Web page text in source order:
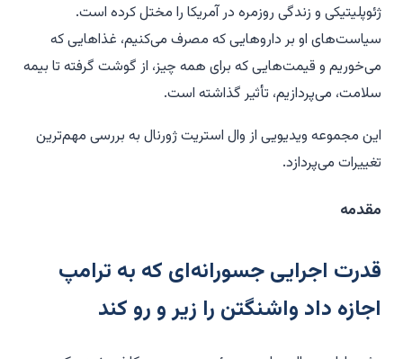
ژئوپلیتیکی و زندگی روزمره در آمریکا را مختل کرده است.
سیاست‌های او بر داروهایی که مصرف می‌کنیم، غذاهایی که
می‌خوریم و قیمت‌هایی که برای همه چیز، از گوشت گرفته تا بیمه
سلامت، می‌پردازیم، تأثیر گذاشته است.
این مجموعه ویدیویی از وال استریت ژورنال به بررسی مهم‌ترین
تغییرات می‌پردازد.
مقدمه
قدرت اجرایی جسورانه‌ای که به ترامپ
اجازه داد واشنگتن را زیر و رو کند